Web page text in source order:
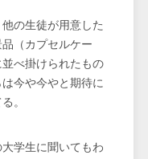
の生徒が用意した
（カプセルケー
べ掛けられたもの
今や今やと期待に
。
学生に聞いてもわ